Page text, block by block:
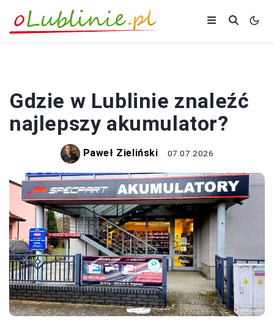
Gdzie w Lublinie znaleźć
najlepszy akumulator?
Paweł Zieliński 07.07.2026